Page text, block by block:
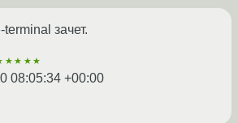
зачет.
08:05:34 +00:00